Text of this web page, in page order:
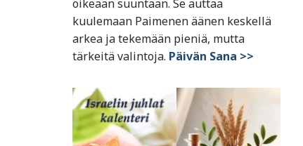
oikeaan suuntaan. Se auttaa
kuulemaan Paimenen äänen keskellä
arkea ja tekemään pieniä, mutta
tärkeitä valintoja. Päivän Sana >>